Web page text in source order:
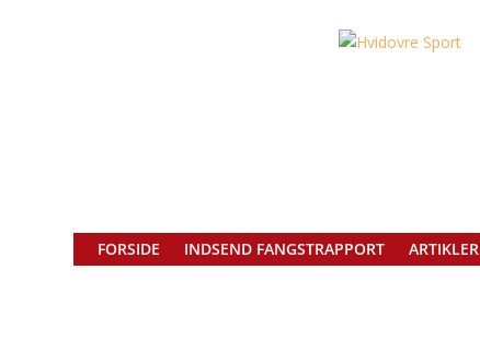
FORSIDE INDSEND FANGSTRAPPORT ARTIKLER